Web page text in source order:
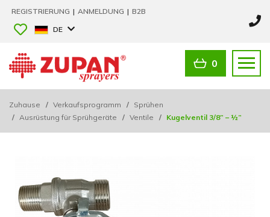
REGISTRIERUNG | ANMELDUNG | B2B
DE
0
Zuhause / Verkaufsprogramm / Sprühen
/ Ausrüstung für Sprühgeräte / Ventile / Kugelventil 3/8” – ½”